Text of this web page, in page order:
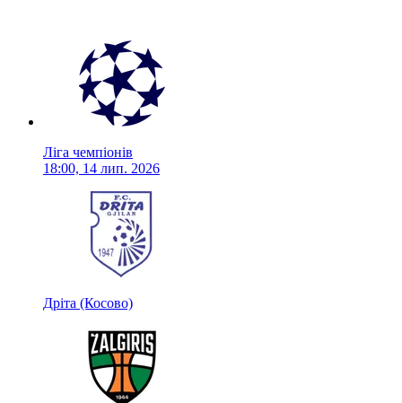
Ліга чемпіонів
18:00, 14 лип. 2026
Дріта (Косово)